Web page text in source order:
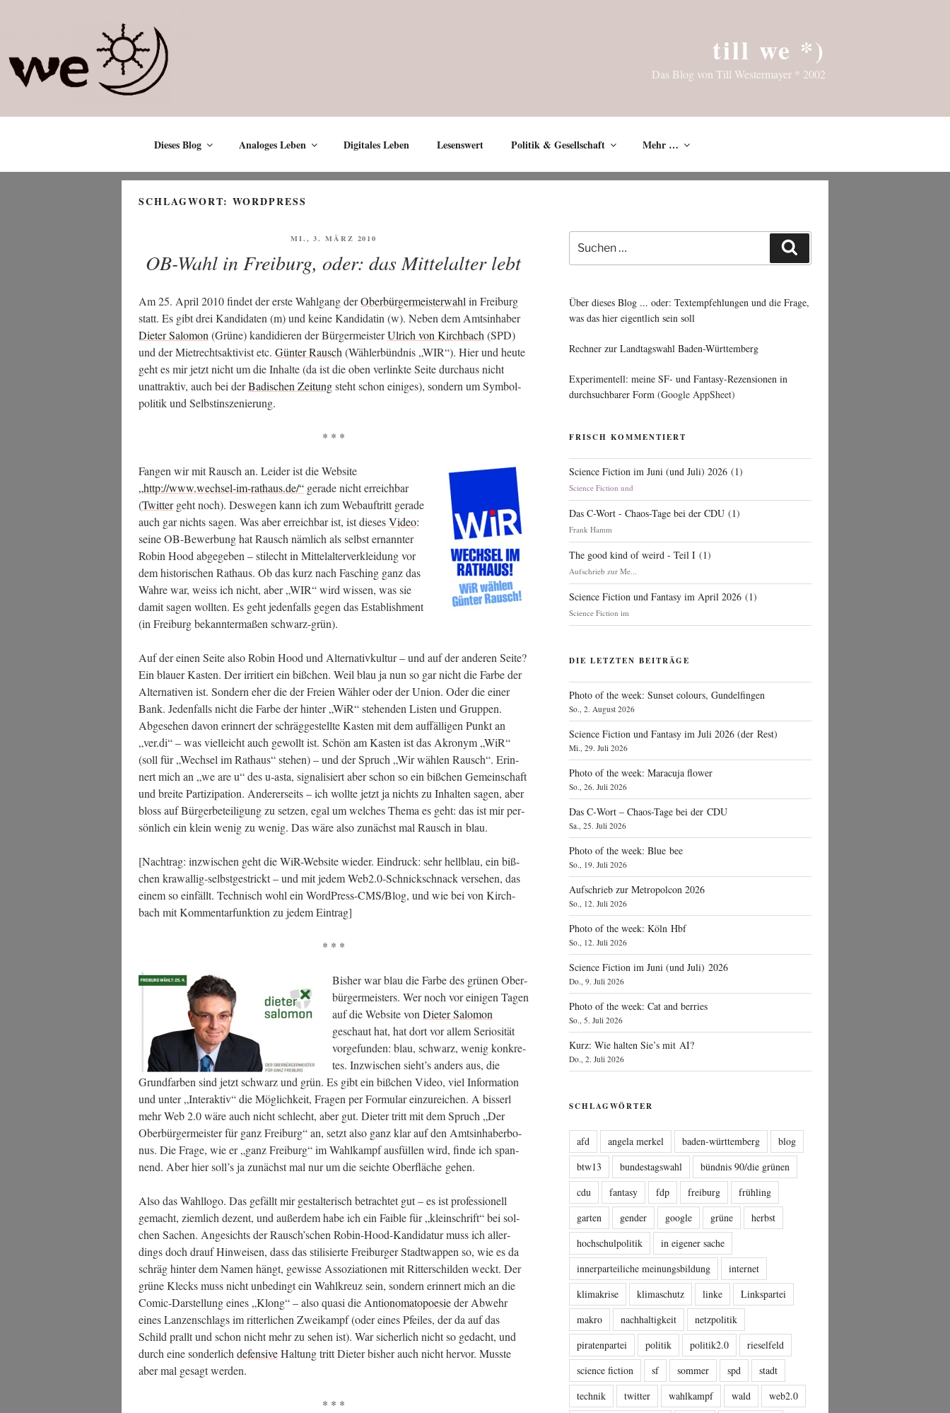
till we *)
Das Blog von Till Westermayer * 2002
Dieses Blog Analoges Leben Digitales Leben Lesenswert Politik & Gesellschaft Mehr …
SCHLAGWORT: WORDPRESS
VERÖFFENTLICHT
MI., 3. MÄRZ 2010
OB-Wahl in Freiburg, oder: das Mittelalter lebt
Am 25. April 2010 fin­det der ers­te Wahl­gang derOber­bür­ger­meis­ter­wahl in Frei­burg
statt. Es gibt drei Kan­di­da­ten (m) und kei­ne Kan­di­da­tin (w). Neben dem Amts­in­ha­ber
Die­ter Salo­mon (Grü­ne) kan­di­die­ren der Bür­ger­meis­terUlrich von Kirch­bach (SPD)
und der Miet­rechts­ak­ti­vist etc. Gün­ter Rausch (Wäh­ler­bünd­nis „WIR“). Hier und heu­te
geht es mir jetzt nicht um die Inhal­te (da ist die oben ver­link­te Sei­te durch­aus nicht
unat­trak­tiv, auch bei derBadi­schen Zei­tungsteht schon eini­ges), son­dern um Sym­bol­
po­li­tik und Selbstinszenierung.
* * *
Fan­gen wir mit Rausch an. Lei­der ist die Web­site
„http://www.wechsel-im-rathaus.de/“ gera­de nicht erreich­bar
(Twit­tergeht noch). Des­we­gen kann ich zum Web­auf­tritt gera­de
auch gar nichts sagen. Was aber erreich­bar ist, ist die­sesVideo:
sei­ne OB-Bewer­bung hat Rausch näm­lich als selbst ernann­ter
Robin Hood abge­ge­ben – stil­echt in Mit­tel­al­ter­ver­klei­dung vor
dem his­to­ri­schen Rat­haus. Ob das kurz nach Fasching ganz das
Wah­re war, weiss ich nicht, aber „WIR“ wird wis­sen, was sie
damit sagen woll­ten. Es geht jeden­falls gegen das Estab­lish­ment
(in Frei­burg bekann­ter­ma­ßen schwarz-grün).
Auf der einen Sei­te also Robin Hood und Alter­na­tiv­kul­tur – und auf der ande­ren Sei­te?
Ein blau­er Kas­ten. Der irri­tiert ein biß­chen. Weil blau ja nun so gar nicht die Far­be der
Alter­na­ti­ven ist. Son­dern eher die der Frei­en Wäh­ler oder der Uni­on. Oder die einer
Bank. Jeden­falls nicht die Far­be der hin­ter „WiR“ ste­hen­den Lis­ten und Grup­pen.
Abge­se­hen davon erin­nert der schräg­ge­stell­te Kas­ten mit dem auf­fäl­li­gen Punkt an
„ver.di“ – was viel­leicht auch gewollt ist. Schön am Kas­ten ist das Akro­nym „WiR“
(soll für „Wech­sel im Rat­haus“ ste­hen) – und der Spruch „Wir wäh­len Rausch“. Erin­
nert mich an „we are u“ des u‑asta, signa­li­siert aber schon so ein biß­chen Gemein­schaft
und brei­te Par­ti­zi­pa­ti­on. Ande­rer­seits – ich woll­te jetzt ja nichts zu Inhal­ten sagen, aber
bloss auf Bür­ger­be­tei­li­gung zu set­zen, egal um wel­ches The­ma es geht: das ist mir per­
sön­lich ein klein wenig zu wenig. Das wäre also zunächst mal Rausch in blau.
[Nach­trag: inzwi­schen geht die WiR-Web­site wie­der. Ein­druck: sehr hell­blau, ein biß­
chen kra­wal­lig-selbst­ge­strickt – und mit jedem Web2.0‑Schnickschnack ver­se­hen, das
einem so ein­fällt. Tech­nisch wohl ein Word­Press-CMS/­B­log, und wie bei von Kirch­
bach mit Kom­men­tar­funk­ti­on zu jedem Eintrag]
* * *
Bis­her war blau die Far­be des grü­nen Ober­
bür­ger­meis­ters. Wer noch vor eini­gen Tagen
auf die Web­site von Die­ter Salo­mon
geschaut hat, hat dort vor allem Serio­si­tät
vor­ge­fun­den: blau, schwarz, wenig kon­kre­
tes. Inzwi­schen sieht’s anders aus, die
Grund­far­ben sind jetzt schwarz und grün. Es gibt ein biß­chen Video, viel Infor­ma­ti­on
und unter „Inter­ak­tiv“ die Mög­lich­keit, Fra­gen per For­mu­lar ein­zu­rei­chen. A bis­serl
mehr Web 2.0 wäre auch nicht schlecht, aber gut. Die­ter tritt mit dem Spruch „Der
Ober­bür­ger­meis­ter für ganz Frei­burg“ an, setzt also ganz klar auf den Amts­in­ha­ber­bo­
nus. Die Fra­ge, wie er „ganz Frei­burg“ im Wahl­kampf aus­fül­len wird, fin­de ich span­
nend. Aber hier soll’s ja zunächst mal nur um die seich­te Ober­flä­che gehen.
Also das Wahl­lo­go. Das gefällt mir gestal­te­risch betrach­tet gut – es ist pro­fes­sio­nell
gemacht, ziem­lich dezent, und außer­dem habe ich ein Fai­ble für „klein­schrift“ bei sol­
chen Sachen. Ange­sichts der Rausch’schen Robin-Hood-Kan­di­da­tur muss ich aller­
dings doch drauf Hin­wei­sen, dass das sti­li­sier­te Frei­bur­ger Stadt­wap­pen so, wie es da
schräg hin­ter dem Namen hängt, gewis­se Asso­zia­tio­nen mit Rit­ter­schil­den weckt. Der
grü­ne Klecks muss nicht unbe­dingt ein Wahl­kreuz sein, son­dern erin­nert mich an die
Comic-Dar­stel­lung eines „Klong“ – also qua­si die Antiono­ma­to­poe­sieder Abwehr
eines Lan­zen­schlags im rit­ter­li­chen Zwei­kampf (oder eines Pfei­les, der da auf das
Schild prallt und schon nicht mehr zu sehen ist). War sicher­lich nicht so gedacht, und
durch eine son­der­lich defen­si­veHal­tung tritt Die­ter bis­her auch nicht her­vor. Muss­te
aber mal gesagt werden.
* * *
Suche
nach:
Über dieses Blog ... oder: Textempfehlungen und die Frage,
was das hier eigentlich sein soll
Rechner zur Landtagswahl Baden-Württemberg
Experimentell: meine SF- und Fantasy-Rezensionen in
durchsuchbarer Form (Google AppSheet)
FRISCH KOMMENTIERT
Science Fiction im Juni (und Juli) 2026 (1)
Science Fiction und
Das C-Wort - Chaos-Tage bei der CDU (1)
Frank Hamm
The good kind of weird - Teil I (1)
Aufschrieb zur Me...
Science Fiction und Fantasy im April 2026 (1)
Science Fiction im
DIE LETZTEN BEITRÄGE
Photo of the week: Sunset colours, Gundelfingen
So., 2. August 2026
Science Fiction und Fantasy im Juli 2026 (der Rest)
Mi., 29. Juli 2026
Photo of the week: Maracuja flower
So., 26. Juli 2026
Das C‑Wort – Chaos-Tage bei der CDU
Sa., 25. Juli 2026
Photo of the week: Blue bee
So., 19. Juli 2026
Aufschrieb zur Metropolcon 2026
So., 12. Juli 2026
Photo of the week: Köln Hbf
So., 12. Juli 2026
Science Fiction im Juni (und Juli) 2026
Do., 9. Juli 2026
Photo of the week: Cat and berries
So., 5. Juli 2026
Kurz: Wie halten Sie’s mit AI?
Do., 2. Juli 2026
SCHLAGWÖRTER
afd angela merkel baden-württemberg
blog
btw13
bundestagswahl
bündnis 90/die grünen
cdu
fantasy fdp freiburg
frühling
garten
gender google grüne
herbst
hochschulpolitik
in eigener sache
innerparteiliche meinungsbildung
internet
klimakrise
klimaschutz linke
Linkspartei
makro
nachhaltigkeit
netzpolitik
piratenpartei
politik politik2.0
rieselfeld
science fiction
sf sommer spd
stadt
technik
twitter wahlkampf wald
web2.0